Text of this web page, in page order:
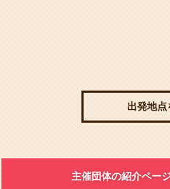
出発地点
主催団体の紹介ペー